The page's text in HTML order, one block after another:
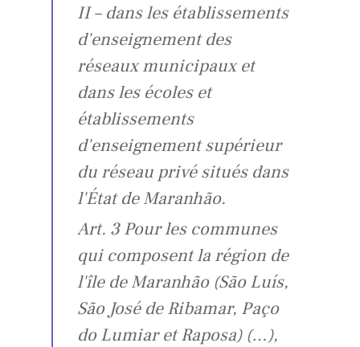
II – dans les établissements
d'enseignement des
réseaux municipaux et
dans les écoles et
établissements
d'enseignement supérieur
du réseau privé situés dans
l'État de Maranhão.
Art. 3 Pour les communes
qui composent la région de
l'île de Maranhão (São Luís,
São José de Ribamar, Paço
do Lumiar et Raposa) (…),